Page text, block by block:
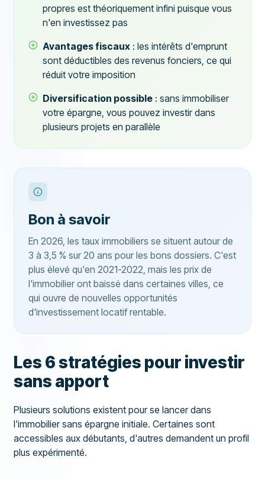
propres est théoriquement infini puisque vous
n'en investissez pas
Avantages fiscaux : les intérêts d'emprunt
sont déductibles des revenus fonciers, ce qui
réduit votre imposition
Diversification possible : sans immobiliser
votre épargne, vous pouvez investir dans
plusieurs projets en parallèle
Bon à savoir
En 2026, les taux immobiliers se situent autour de
3 à 3,5 % sur 20 ans pour les bons dossiers. C'est
plus élevé qu'en 2021-2022, mais les prix de
l'immobilier ont baissé dans certaines villes, ce
qui ouvre de nouvelles opportunités
d'investissement locatif rentable.
Les 6 stratégies pour investir
sans apport
Plusieurs solutions existent pour se lancer dans
l'immobilier sans épargne initiale. Certaines sont
accessibles aux débutants, d'autres demandent un profil
plus expérimenté.